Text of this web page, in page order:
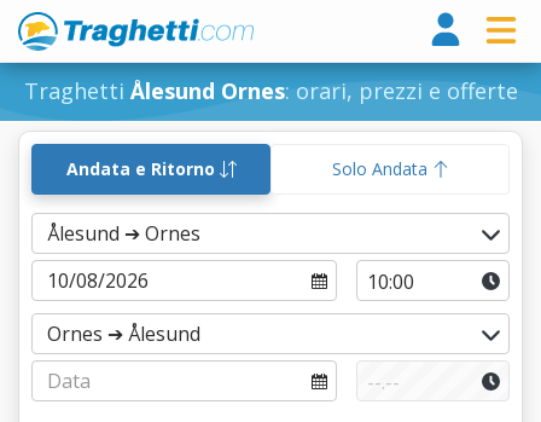
Traghetti Ålesund Ornes: orari, prezzi e offerte
Andata e Ritorno Solo Andata